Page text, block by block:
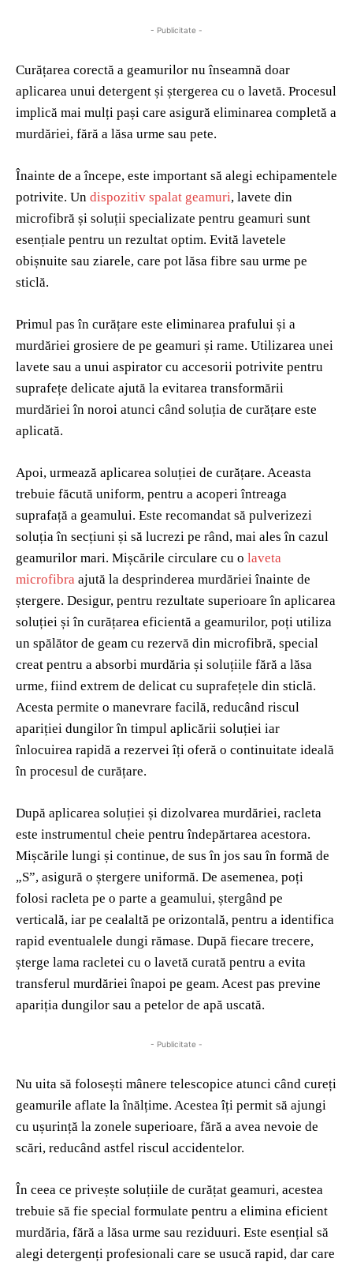
- Publicitate -
Curățarea corectă a geamurilor nu înseamnă doar
aplicarea unui detergent și ștergerea cu o lavetă. Procesul
implică mai mulți pași care asigură eliminarea completă a
murdăriei, fără a lăsa urme sau pete.
Înainte de a începe, este important să alegi echipamentele
potrivite. Un dispozitiv spalat geamuri, lavete din
microfibră și soluții specializate pentru geamuri sunt
esențiale pentru un rezultat optim. Evită lavetele
obișnuite sau ziarele, care pot lăsa fibre sau urme pe
sticlă.
Primul pas în curățare este eliminarea prafului și a
murdăriei grosiere de pe geamuri și rame. Utilizarea unei
lavete sau a unui aspirator cu accesorii potrivite pentru
suprafețe delicate ajută la evitarea transformării
murdăriei în noroi atunci când soluția de curățare este
aplicată.
Apoi, urmează aplicarea soluției de curățare. Aceasta
trebuie făcută uniform, pentru a acoperi întreaga
suprafață a geamului. Este recomandat să pulverizezi
soluția în secțiuni și să lucrezi pe rând, mai ales în cazul
geamurilor mari. Mișcările circulare cu o laveta
microfibra ajută la desprinderea murdăriei înainte de
ștergere. Desigur, pentru rezultate superioare în aplicarea
soluției și în curățarea eficientă a geamurilor, poți utiliza
un spălător de geam cu rezervă din microfibră, special
creat pentru a absorbi murdăria și soluțiile fără a lăsa
urme, fiind extrem de delicat cu suprafețele din sticlă.
Acesta permite o manevrare facilă, reducând riscul
apariției dungilor în timpul aplicării soluției iar
înlocuirea rapidă a rezervei îți oferă o continuitate ideală
în procesul de curățare.
După aplicarea soluției și dizolvarea murdăriei, racleta
este instrumentul cheie pentru îndepărtarea acestora.
Mișcările lungi și continue, de sus în jos sau în formă de
„S”, asigură o ștergere uniformă. De asemenea, poți
folosi racleta pe o parte a geamului, ștergând pe
verticală, iar pe cealaltă pe orizontală, pentru a identifica
rapid eventualele dungi rămase. După fiecare trecere,
șterge lama racletei cu o lavetă curată pentru a evita
transferul murdăriei înapoi pe geam. Acest pas previne
apariția dungilor sau a petelor de apă uscată.
- Publicitate -
Nu uita să folosești mânere telescopice atunci când cureți
geamurile aflate la înălțime. Acestea îți permit să ajungi
cu ușurință la zonele superioare, fără a avea nevoie de
scări, reducând astfel riscul accidentelor.
În ceea ce privește soluțiile de curățat geamuri, acestea
trebuie să fie special formulate pentru a elimina eficient
murdăria, fără a lăsa urme sau reziduuri. Este esențial să
alegi detergenți profesionali care se usucă rapid, dar care